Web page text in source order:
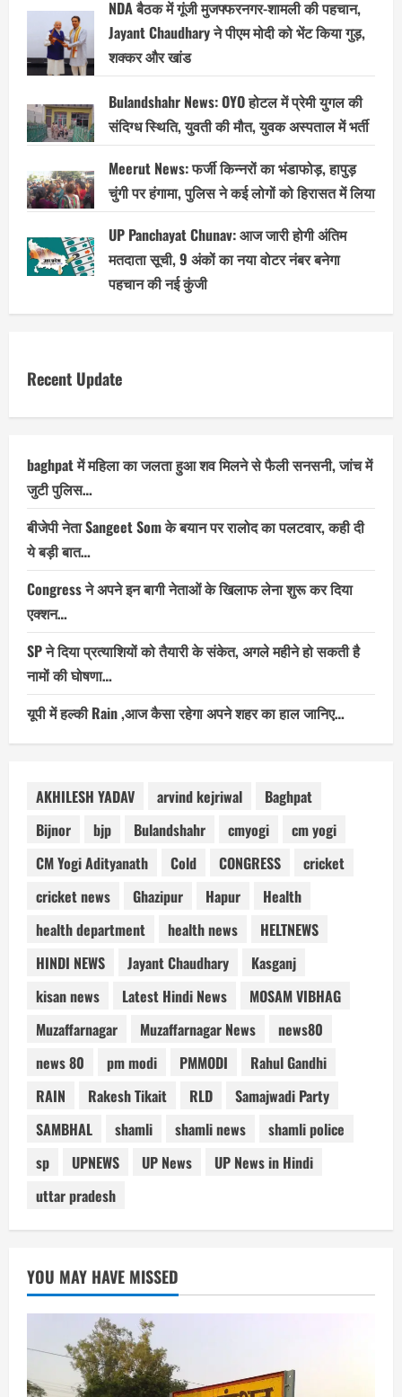
NDA बैठक में गूंजी मुजफ्फरनगर-शामली की पहचान,
Jayant Chaudhary ने पीएम मोदी को भेंट किया गुड़,
शक्कर और खांड
Bulandshahr News: OYO होटल में प्रेमी युगल की
संदिग्ध स्थिति, युवती की मौत, युवक अस्पताल में भर्ती
Meerut News: फर्जी किन्नरों का भंडाफोड़, हापुड़
चुंगी पर हंगामा, पुलिस ने कई लोगों को हिरासत में लिया
UP Panchayat Chunav: आज जारी होगी अंतिम
मतदाता सूची, 9 अंकों का नया वोटर नंबर बनेगा
पहचान की नई कुंजी
Recent Update
baghpat में महिला का जलता हुआ शव मिलने से फैली सनसनी, जांच में
जुटी पुलिस…
बीजेपी नेता Sangeet Som के बयान पर रालोद का पलटवार, कही दी
ये बड़ी बात…
Congress ने अपने इन बागी नेताओं के खिलाफ लेना शुरू कर दिया
एक्शन…
SP ने दिया प्रत्याशियों को तैयारी के संकेत, अगले महीने हो सकती है
नामों की घोषणा…
यूपी में हल्की Rain ,आज कैसा रहेगा अपने शहर का हाल जानिए…
AKHILESH YADAV arvind kejriwal
Baghpat
Bijnor
bjp Bulandshahr cmyogi
cm yogi
CM Yogi Adityanath
Cold CONGRESS
cricket
cricket news
Ghazipur Hapur
Health
health department
health news
HELTNEWS
HINDI NEWS
Jayant Chaudhary
Kasganj
kisan news
Latest Hindi News
MOSAM VIBHAG
Muzaffarnagar
Muzaffarnagar News
news80
news 80
pm modi PMMODI
Rahul Gandhi
RAIN
Rakesh Tikait RLD
Samajwadi Party
SAMBHAL
shamli shamli news
shamli police
sp
UPNEWS UP News
UP News in Hindi
uttar pradesh
YOU MAY HAVE MISSED